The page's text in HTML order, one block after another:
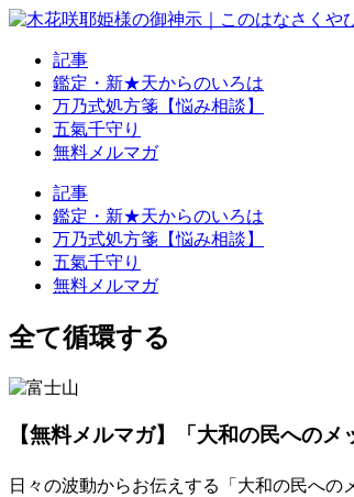
記事
鑑定・新★天からのいろは
万乃式処方箋【悩み相談】
五氣千守り
無料メルマガ
記事
鑑定・新★天からのいろは
万乃式処方箋【悩み相談】
五氣千守り
無料メルマガ
全て循環する
【無料メルマガ】「大和の民へのメ
日々の波動からお伝えする「大和の民へ